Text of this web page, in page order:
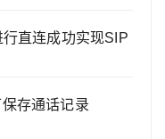
直连成功实现SIP
存通话记录